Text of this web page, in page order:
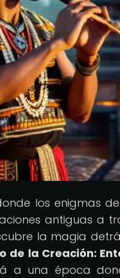
los enigmas
antiguas a
la magia
de la Creación:
a una época